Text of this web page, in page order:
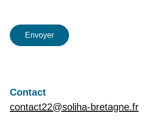
Envoyer
Contact
contact22@soliha-bretagne.fr